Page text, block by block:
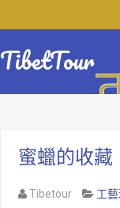
TibetTour
蜜蠟的收藏
Tibetour 工